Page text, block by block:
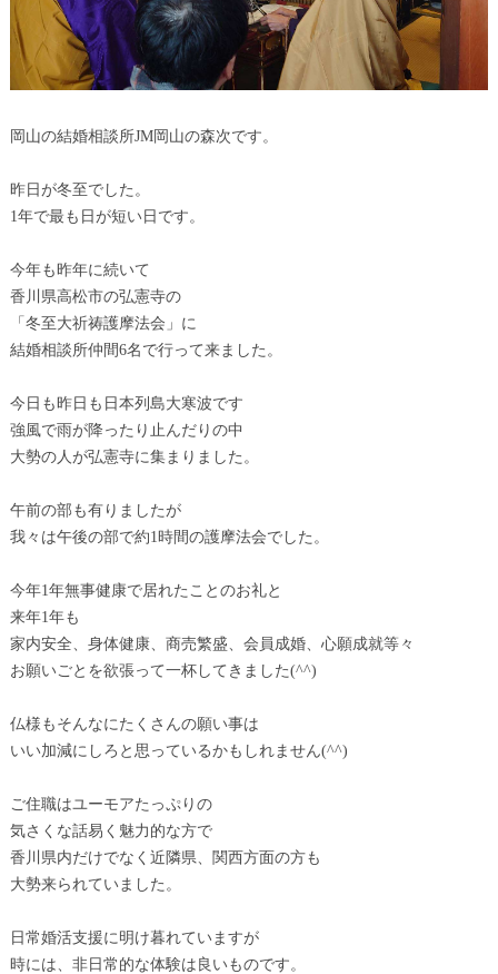
岡山の結婚相談所JM岡山の森次です。
昨日が冬至でした。
1年で最も日が短い日です。
今年も昨年に続いて
香川県高松市の弘憲寺の
「冬至大祈祷護摩法会」に
結婚相談所仲間6名で行って来ました。
今日も昨日も日本列島大寒波です
強風で雨が降ったり止んだりの中
大勢の人が弘憲寺に集まりました。
午前の部も有りましたが
我々は午後の部で約1時間の護摩法会でした。
今年1年無事健康で居れたことのお礼と
来年1年も
家内安全、身体健康、商売繁盛、会員成婚、心願成就等々
お願いごとを欲張って一杯してきました(^^)
仏様もそんなにたくさんの願い事は
いい加減にしろと思っているかもしれません(^^)
ご住職はユーモアたっぷりの
気さくな話易く魅力的な方で
香川県内だけでなく近隣県、関西方面の方も
大勢来られていました。
日常婚活支援に明け暮れていますが
時には、非日常的な体験は良いものです。